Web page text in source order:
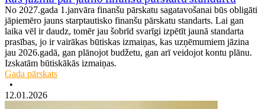
No 2027.gada 1.janvāra finanšu pārskatu sagatavošanai būs obligāti
jāpiemēro jauns starptautisko finanšu pārskatu standarts. Lai gan
laika vēl ir daudz, tomēr jau šobrīd svarīgi izpētīt jaunā standarta
prasības, jo ir vairākas būtiskas izmaiņas, kas uzņēmumiem jāzina
jau 2026.gadā, gan plānojot budžetu, gan arī veidojot kontu plānu.
Izskatām būtiskākās izmaiņas.
Gada pārskats
•
12.01.2026